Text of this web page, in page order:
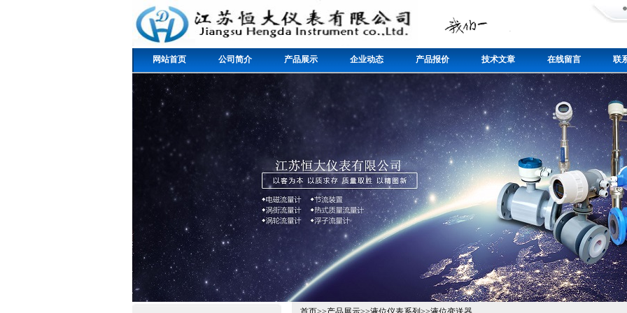
网站首页 公司简介 产品展示 企业动态 产品报价 技术文章 在线留言 联